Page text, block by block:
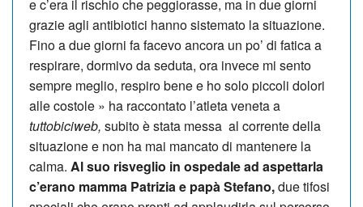
e c’era il rischio che peggiorasse, ma in due giorni
grazie agli antibiotici hanno sistemato la situazione.
Fino a due giorni fa facevo ancora un po’ di fatica a
respirare, dormivo da seduta, ora invece mi sento
sempre meglio, respiro bene e ho solo piccoli dolori
alle costole » ha raccontato l’atleta veneta a
tuttobiciweb, subito è stata messa al corrente della
situazione e non ha mai mancato di mantenere la
calma. Al suo risveglio in ospedale ad aspettarla
c’erano mamma Patrizia e papà Stefano,due tifosi